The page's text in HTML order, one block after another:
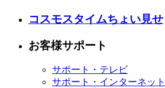
コスモスタイムちょい見せ
お客様サポート
サポート・テレビ
サポート・インターネット